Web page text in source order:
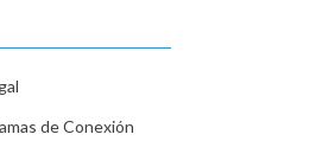
de Conexión